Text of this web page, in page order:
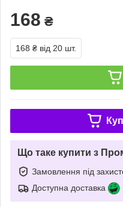
168 ₴
168 ₴ від 20 шт.
Що таке купити з
Замовлення під
Доступна доставка